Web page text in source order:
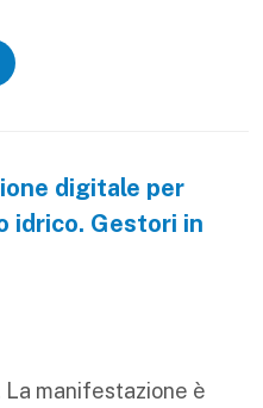
digitale per
idrico. Gestori in
manifestazione è